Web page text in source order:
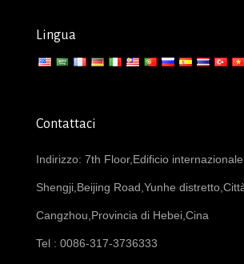
Lingua
Contattaci
Indirizzo: 7th Floor,Edificio
Shengji,Beijing Road,Yunhe
Cangzhou,Provincia di Hebei,Cina
Tel : 0086-317-3736333